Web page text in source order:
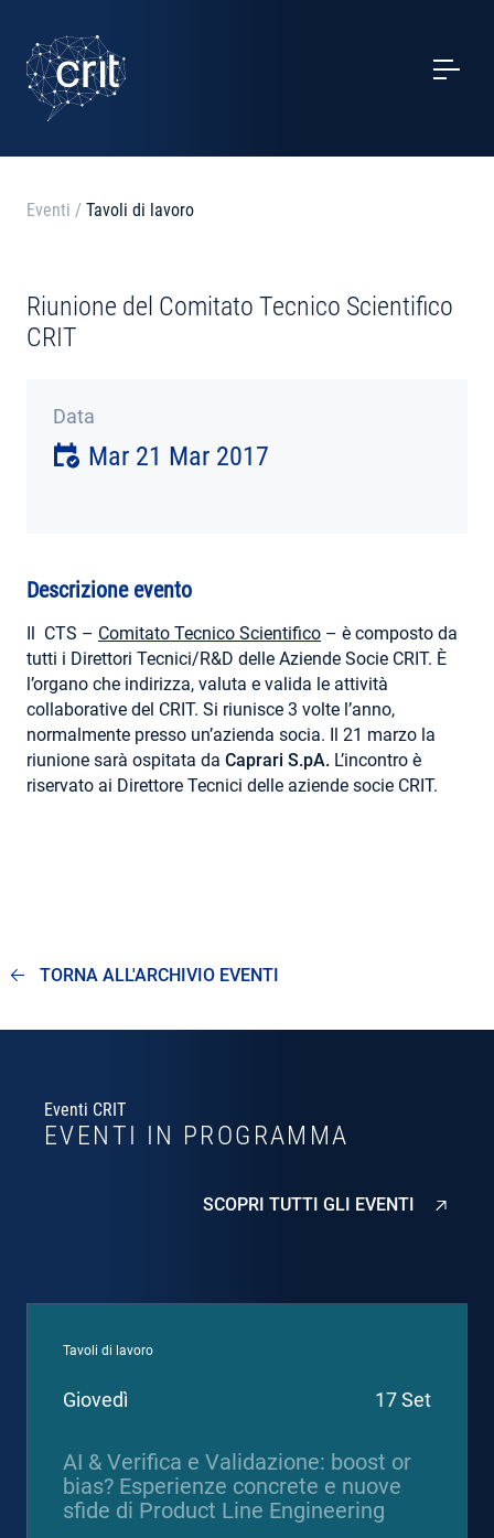
SERVIZI
CASI STUDIO
NOTIZIE
CONTATTI
Eventi / Tavoli di lavoro
Riunione del Comitato Tecnico Scientifico
CRIT
Data
Mar 21 Mar 2017
Descrizione evento
Il CTS – Comitato Tecnico Scientifico – è composto da
tutti i Direttori Tecnici/R&D delle Aziende Socie CRIT. È
l’organo che indirizza, valuta e valida le attività
collaborative del CRIT. Si riunisce 3 volte l’anno,
normalmente presso un’azienda socia. Il 21 marzo la
riunione sarà ospitata da Caprari S.pA. L’incontro è
riservato ai Direttore Tecnici delle aziende socie CRIT.
TORNA ALL'ARCHIVIO EVENTI
Eventi CRIT
EVENTI IN PROGRAMMA
SCOPRI TUTTI GLI EVENTI
Tavoli di lavoro
Giovedì 17 Set
AI & Verifica e Validazione: boost or
bias? Esperienze concrete e nuove
sfide di Product Line Engineering